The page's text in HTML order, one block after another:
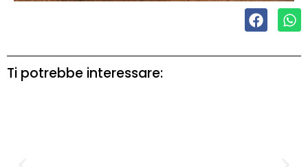
Ti potrebbe interessare: